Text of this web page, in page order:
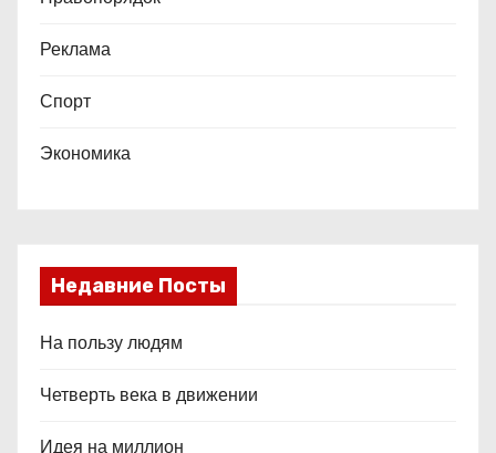
Реклама
Спорт
Экономика
Недавние Посты
На пользу людям
Четверть века в движении
Идея на миллион